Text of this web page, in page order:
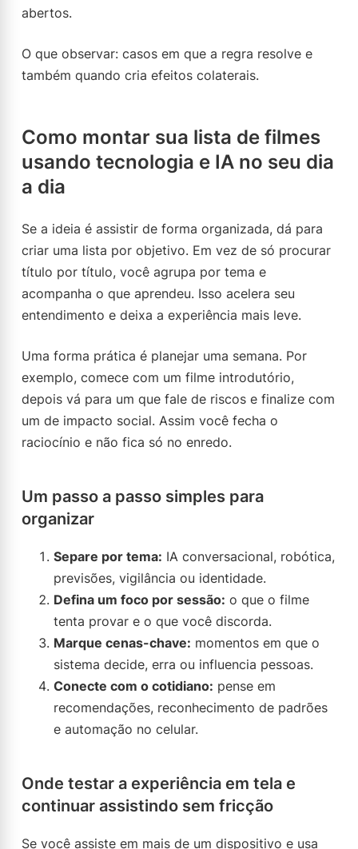
abertos.
O que observar: casos em que a regra resolve e
também quando cria efeitos colaterais.
Como montar sua lista de filmes
usando tecnologia e IA no seu dia
a dia
Se a ideia é assistir de forma organizada, dá para
criar uma lista por objetivo. Em vez de só procurar
título por título, você agrupa por tema e
acompanha o que aprendeu. Isso acelera seu
entendimento e deixa a experiência mais leve.
Uma forma prática é planejar uma semana. Por
exemplo, comece com um filme introdutório,
depois vá para um que fale de riscos e finalize com
um de impacto social. Assim você fecha o
raciocínio e não fica só no enredo.
Um passo a passo simples para
organizar
Separe por tema: IA conversacional, robótica,
previsões, vigilância ou identidade.
Defina um foco por sessão: o que o filme
tenta provar e o que você discorda.
Marque cenas-chave: momentos em que o
sistema decide, erra ou influencia pessoas.
Conecte com o cotidiano: pense em
recomendações, reconhecimento de padrões
e automação no celular.
Onde testar a experiência em tela e
continuar assistindo sem fricção
Se você assiste em mais de um dispositivo e usa